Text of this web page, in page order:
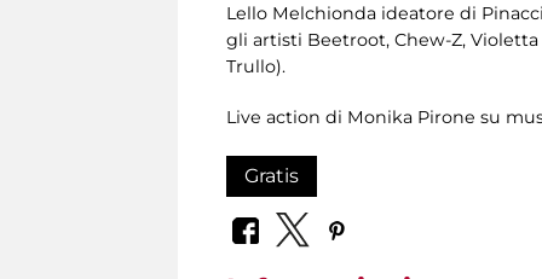
Lello Melchionda ideatore di
gli artisti Beetroot, Chew-Z,
Trullo).
Live action di Monika Pirone su
Gratis